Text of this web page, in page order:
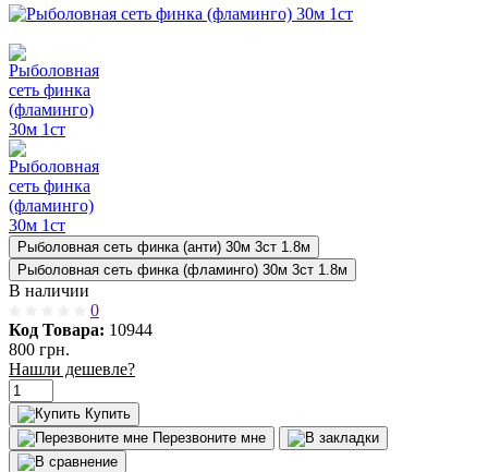
Рыболовная сеть финка (анти) 30м 3ст 1.8м
Рыболовная сеть финка (фламинго) 30м 3ст 1.8м
В наличии
0
Код Товара: 10944
800 грн.
Нашли дешевле?
Купить
Перезвоните мне